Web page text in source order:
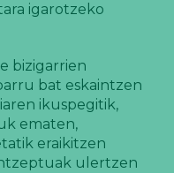
igarotzeko
bizigarrien
bat eskaintzen
ikuspegitik,
ematen,
eraikitzen
ulertzen